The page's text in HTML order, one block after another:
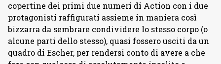
copertine dei primi due numeri di Action con i due
protagonisti raffigurati assieme in maniera così
bizzarra da sembrare condividere lo stesso corpo (o
alcune parti dello stesso), quasi fossero usciti da un
quadro di Escher, per rendersi conto di avere a che